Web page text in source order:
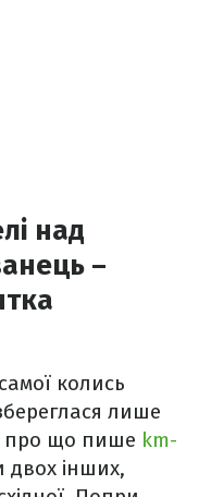
над
–
колись
лише
про що пише km-
двох інших,